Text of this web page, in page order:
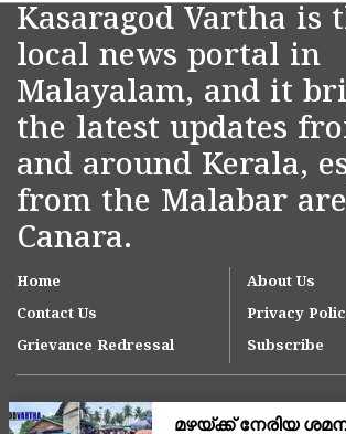
Kasaragod Vartha is
local news portal in
Malayalam, and it
the latest updates
and around Kerala,
from the Malabar
Canara.
Home
About Us
Contact Us
Privacy
Grievance Redressal
Subscribe